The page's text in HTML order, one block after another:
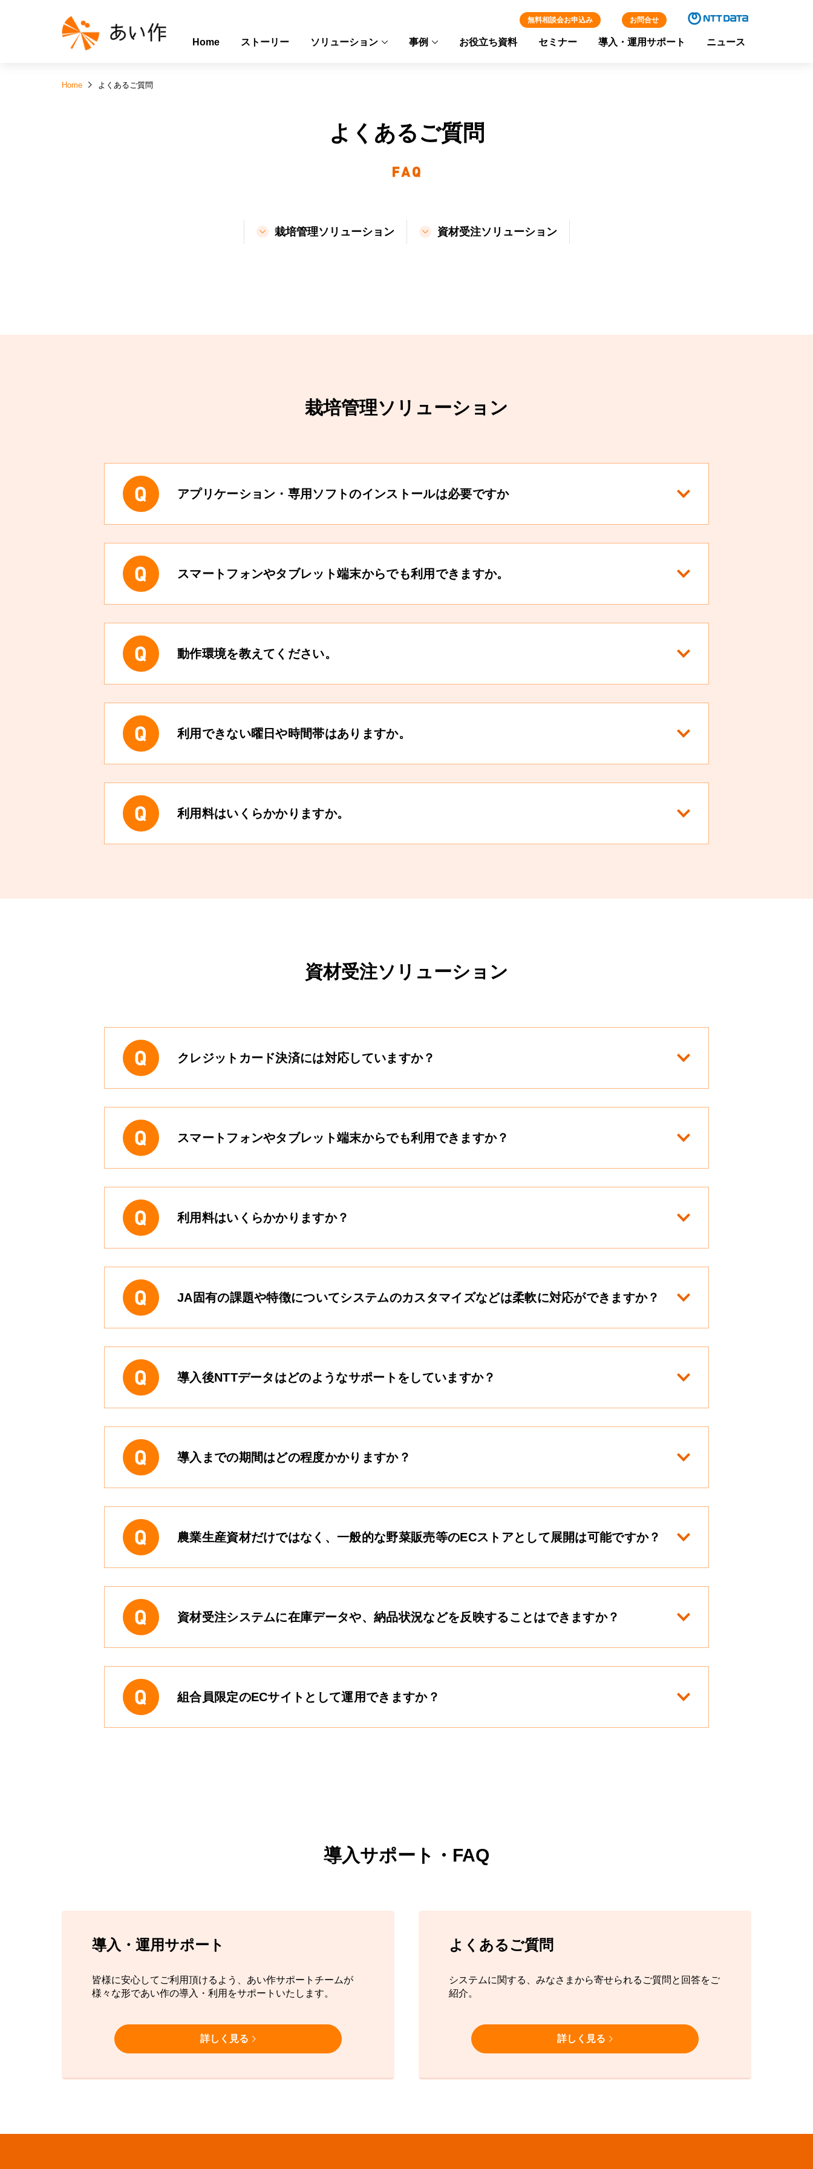
無料相談会お申込み お問合せ
Home ストーリー ソリューション 事例 お役立ち資料 セミナー 導入・運用サポート ニュース
Home よくあるご質問
よくあるご質問
栽培管理ソリューション 資材受注ソリューション
栽培管理ソリューション
アプリケーション・専用ソフトのインストールは必要ですか
スマートフォンやタブレット端末からでも利用できますか。
動作環境を教えてください。
利用できない曜日や時間帯はありますか。
利用料はいくらかかりますか。
資材受注ソリューション
クレジットカード決済には対応していますか？
スマートフォンやタブレット端末からでも利用できますか？
利用料はいくらかかりますか？
JA固有の課題や特徴についてシステムのカスタマイズなどは柔軟に対応ができますか？
導入後NTTデータはどのようなサポートをしていますか？
導入までの期間はどの程度かかりますか？
農業生産資材だけではなく、一般的な野菜販売等のECストアとして展開は可能ですか？
資材受注システムに在庫データや、納品状況などを反映することはできますか？
組合員限定のECサイトとして運用できますか？
導入サポート・FAQ
導入・運用サポート
皆様に安心してご利用頂けるよう、あい作サポートチームが
様々な形であい作の導入・利用をサポートいたします。
詳しく見る
よくあるご質問
システムに関する、みなさまから寄せられるご質問と回答をご
紹介。
詳しく見る